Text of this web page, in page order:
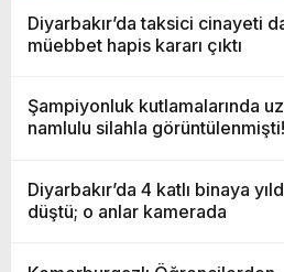
Diyarbakır’da taksici cinayeti
müebbet hapis kararı çıktı
Şampiyonluk kutlamalarında
namlulu silahla görüntülenmişti!
Diyarbakır’da 4 katlı binaya
düştü; o anlar kamerada